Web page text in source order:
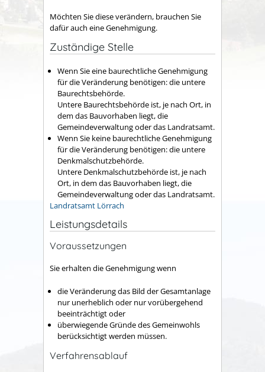
Möchten Sie diese verändern, brauchen Sie
dafür auch eine Genehmigung.
Zuständige Stelle
Wenn Sie eine baurechtliche Genehmigung
für die Veränderung benötigen: die untere
Baurechtsbehörde.
Untere Baurechtsbehörde ist, je nach Ort, in
dem das Bauvorhaben liegt, die
Gemeindeverwaltung oder das Landratsamt.
Wenn Sie keine baurechtliche Genehmigung
für die Veränderung benötigen: die untere
Denkmalschutzbehörde.
Untere Denkmalschutzbehörde ist, je nach
Ort, in dem das Bauvorhaben liegt, die
Gemeindeverwaltung oder das Landratsamt.
Landratsamt Lörrach
Leistungsdetails
Voraussetzungen
Sie erhalten die Genehmigung wenn
die Veränderung das Bild der Gesamtanlage
nur unerheblich oder nur vorübergehend
beeinträchtigt oder
überwiegende Gründe des Gemeinwohls
berücksichtigt werden müssen.
Verfahrensablauf